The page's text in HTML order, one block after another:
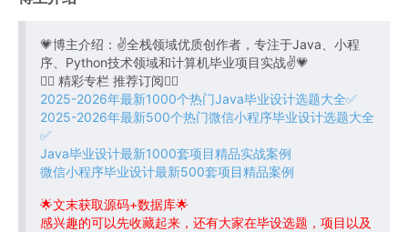
💗博主介绍：✌全栈领域优质创作者，专注于Java、小程
序、Python技术领域和计算机毕业项目实战✌💗
👇🏻 精彩专栏 推荐订阅👇🏻
2025-2026年最新1000个热门Java毕业设计选题大全✅
2025-2026年最新500个热门微信小程序毕业设计选题大全
✅
Java毕业设计最新1000套项目精品实战案例
微信小程序毕业设计最新500套项目精品案例
🌟文末获取源码+数据库🌟
感兴趣的可以先收藏起来，还有大家在毕设选题，项目以及